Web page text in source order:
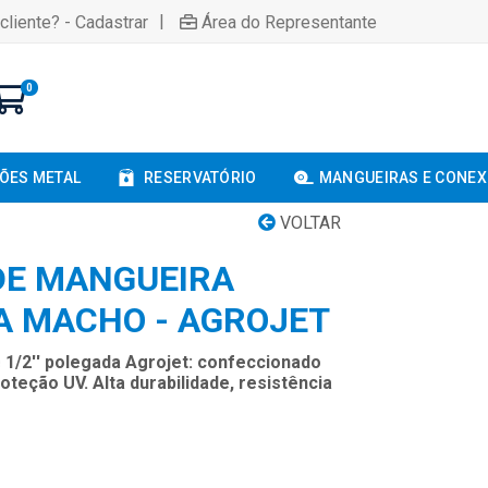
- Cadastrar | Área do Representante
0
METAL RESERVATÓRIO MANGUEIRAS E
VOLTAR
MANGUEIRA
MACHO - AGROJET
1/2'' polegada Agrojet: confeccionado
UV. Alta durabilidade, resistência